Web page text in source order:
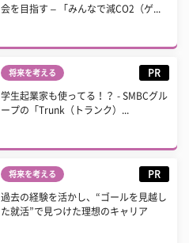
会を目指す – 「みんなで減CO2（ゲ...
将来を考える PR
学生起業家も使ってる！？ - SMBCグル
ープの「Trunk（トランク）...
将来を考える PR
過去の経験を活かし、“ゴールを見越し
た就活”で見つけた理想のキャリア